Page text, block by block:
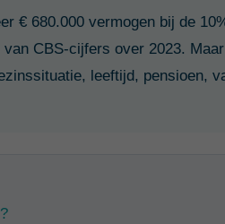
€ 680.000 vermogen bij de
CBS-cijfers over 2023.
leeftijd, pensioen,